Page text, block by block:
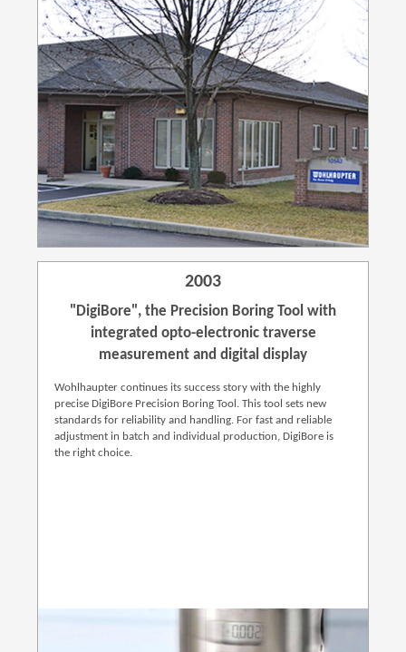
2003
"DigiBore", the Precision Boring Tool with
integrated opto-electronic traverse
measurement and digital display
Wohlhaupter continues its success story with the highly
precise DigiBore Precision Boring Tool. This tool sets new
standards for reliability and handling. For fast and reliable
adjustment in batch and individual production, DigiBore is
the right choice.